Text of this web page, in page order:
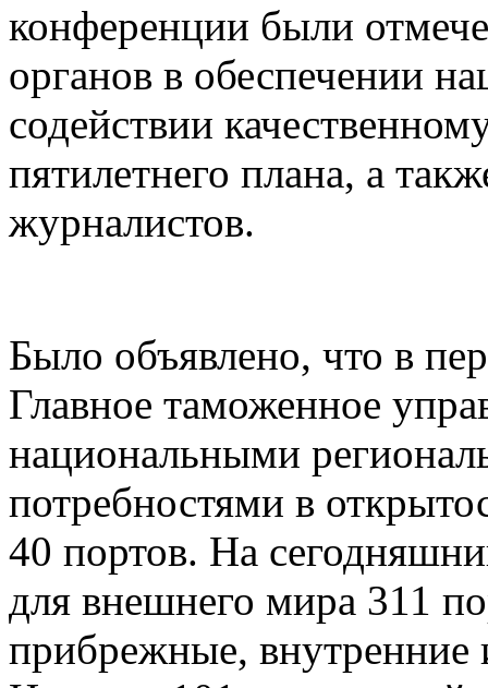
конференции были
органов в обеспечении
содействии
пятилетнего плана, а
журналистов.
Было объявлено, что в
Главное таможенное
национальными
потребностями в
40 портов. На
для внешнего мира 311
прибрежные,